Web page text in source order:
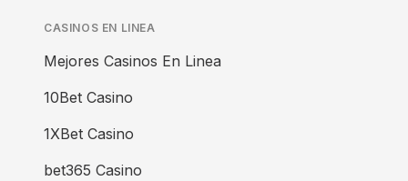
CASINOS EN LINEA
Mejores Casinos En Linea
10Bet Casino
1XBet Casino
bet365 Casino